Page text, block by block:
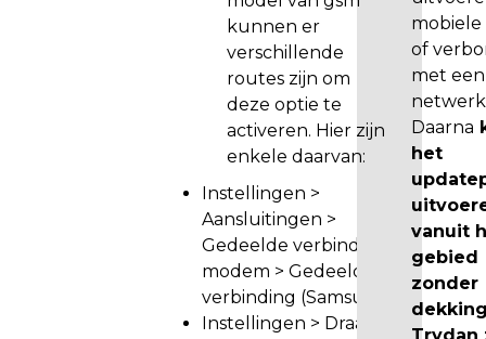
kunnen er
verschillende
routes zijn om
deze optie te
activeren. Hier zijn
enkele daarvan:
Instellingen >
Aansluitingen >
Gedeelde verbinding en
modem > Gedeelde
verbinding (Samsung)
Instellingen > Draagbaar
e
t
v
e
r
s
i
e
1
.
3
.
1
mobiele
of
met
Daarna
het
vanuit
gebied
zonder
Trydan